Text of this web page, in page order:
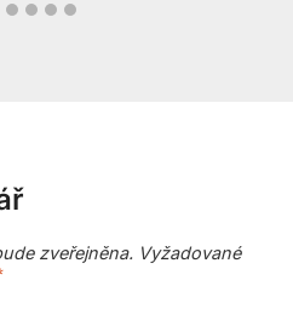
zveřejněna. Vyžadované